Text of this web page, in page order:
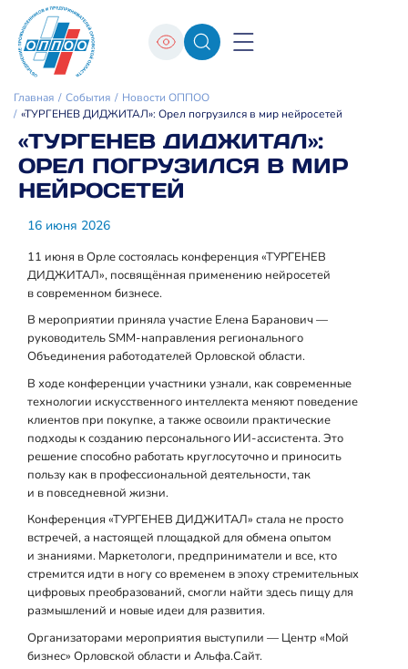
Главная События
Новости ОППОО
«ТУРГЕНЕВ ДИДЖИТАЛ»: Орел погрузился в мир нейросетей
«ТУРГЕНЕВ ДИДЖИТАЛ»:
ОРЕЛ ПОГРУЗИЛСЯ В МИР
НЕЙРОСЕТЕЙ
16 июня 2026
11 июня в Орле состоялась конференция «ТУРГЕНЕВ
ДИДЖИТАЛ», посвящённая применению нейросетей
в современном бизнесе.
В мероприятии приняла участие Елена Баранович —
руководитель SMM‑направления регионального
Объединения работодателей Орловской области.
В ходе конференции участники узнали, как современные
технологии искусственного интеллекта меняют поведение
клиентов при покупке, а также освоили практические
подходы к созданию персонального ИИ‑ассистента. Это
решение способно работать круглосуточно и приносить
пользу как в профессиональной деятельности, так
и в повседневной жизни.
Конференция «ТУРГЕНЕВ ДИДЖИТАЛ» стала не просто
встречей, а настоящей площадкой для обмена опытом
и знаниями. Маркетологи, предприниматели и все, кто
стремится идти в ногу со временем в эпоху стремительных
цифровых преобразований, смогли найти здесь пищу для
размышлений и новые идеи для развития.
Организаторами мероприятия выступили — Центр «Мой
бизнес» Орловской области и Альфа.Сайт.